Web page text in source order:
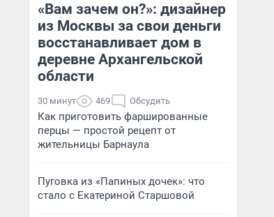
«Вам зачем он?»: дизайнер
из Москвы за свои деньги
восстанавливает дом в
деревне Архангельской
области
30 минут 469 Обсудить
Как приготовить фаршированные
перцы — простой рецепт от
жительницы Барнаула
Пуговка из «Папиных дочек»: что
стало с Екатериной Старшовой